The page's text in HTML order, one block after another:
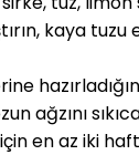
kaya
ağzını
en az iki